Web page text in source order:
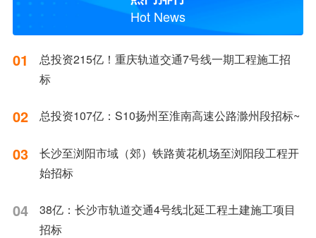
Hot News
01
总投资215亿！重庆轨道交通7号线一期工程施工招
标
02 总投资107亿：S10扬州至淮南高速公路滁州段招标~
03
长沙至浏阳市域（郊）铁路黄花机场至浏阳段工程开
始招标
04
38亿：长沙市轨道交通4号线北延工程土建施工项目
招标